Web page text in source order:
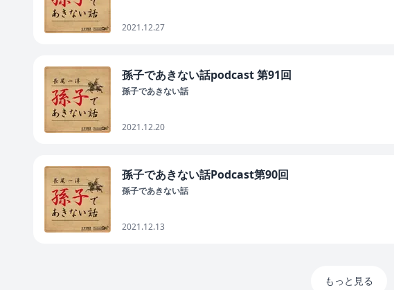
2021.12.27
孫子であきない話podcast 第91回
孫子であきない話
2021.12.20
孫子であきない話Podcast第90回
孫子であきない話
2021.12.13
もっと見る